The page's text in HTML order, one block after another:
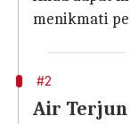
menikmati
#2
Air Terjun